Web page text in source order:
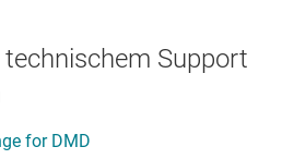
Support